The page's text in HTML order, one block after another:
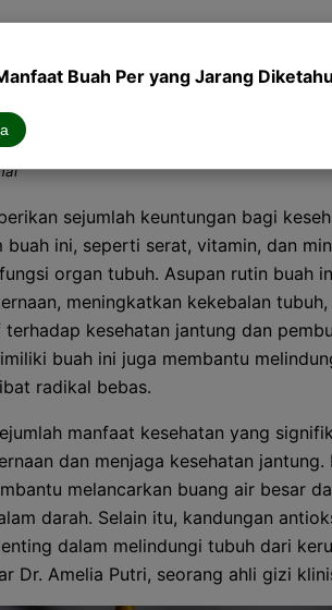
Buah Per yang
sejumlah keuntungan bagi
buah ini, seperti serat, vitamin, dan
organ tubuh. Asupan rutin buah
meningkatkan kekebalan
kesehatan jantung dan
buah ini juga membantu
radikal bebas.
manfaat kesehatan yang
dan menjaga kesehatan jantung.
melancarkan buang air besar
darah. Selain itu, kandungan
dalam melindungi tubuh dari
Dr. Amelia Putri, seorang ahli gizi
Buah Per yang Jarang